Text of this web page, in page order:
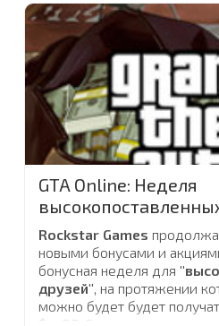
тяжелыми танками и
незойливых охотников
...
GTA Online: Неделя
Rockstar Games
новыми бонусами и
бонусная неделя для
друзей", на протяжении
можно будет будет